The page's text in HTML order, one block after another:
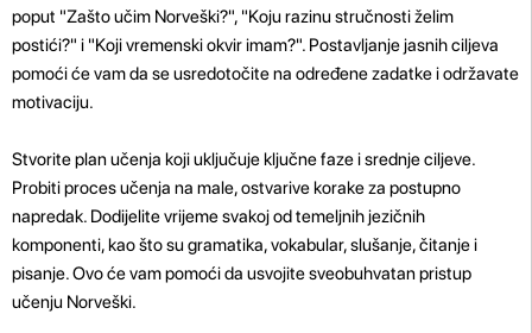
poput "Zašto učim Norveški?", "Koju razinu stručnosti želim
postići?" i "Koji vremenski okvir imam?". Postavljanje jasnih ciljeva
pomoći će vam da se usredotočite na određene zadatke i održavate
motivaciju.
Stvorite plan učenja koji uključuje ključne faze i srednje ciljeve.
Probiti proces učenja na male, ostvarive korake za postupno
napredak. Dodijelite vrijeme svakoj od temeljnih jezičnih
komponenti, kao što su gramatika, vokabular, slušanje, čitanje i
pisanje. Ovo će vam pomoći da usvojite sveobuhvatan pristup
učenju Norveški.